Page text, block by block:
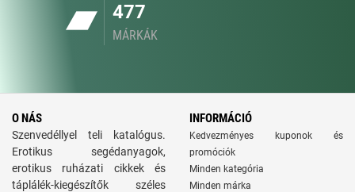
477
MÁRKÁK
O NÁS
Szenvedéllyel teli katalógus.
Erotikus segédanyagok,
erotikus ruházati cikkek és
táplálék-kiegészítők széles
INFORMÁCIÓ
Kedvezményes kuponok és
promóciók
Minden kategória
Minden márka